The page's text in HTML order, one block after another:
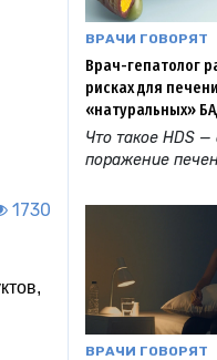
1730
ВРАЧИ ГОВОРЯТ
Врач-гепатолог
рисках для
«натуральных»
Что такое HDS
поражение
ВРАЧИ ГОВОРЯТ